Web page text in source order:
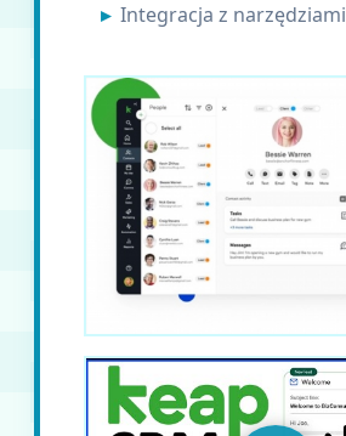
Integracja z narzędziami